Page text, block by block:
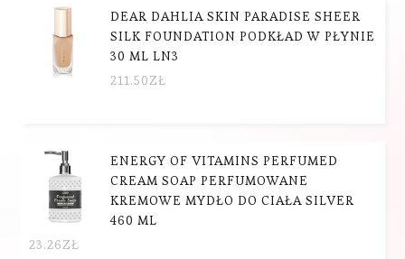
DEAR DAHLIA SKIN PARADISE SHEER
SILK FOUNDATION PODKŁAD W PŁYNIE
30 ML LN3
211.50ZŁ
ENERGY OF VITAMINS PERFUMED
CREAM SOAP PERFUMOWANE
KREMOWE MYDŁO DO CIAŁA SILVER
460 ML
23.26ZŁ